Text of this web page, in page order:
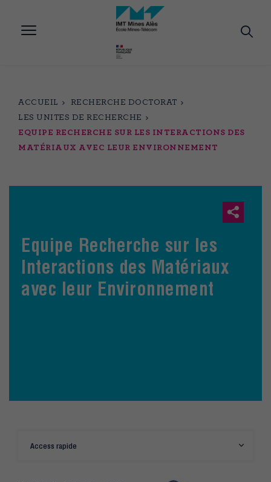
contenu
ACCUEIL
RECHERCHE DOCTORAT
LES UNITES DE RECHERCHE
EQUIPE RECHERCHE SUR LES INTERACTIONS DES
MATÉRIAUX AVEC LEUR ENVIRONNEMENT
Equipe Recherche sur les
Interactions des Matériaux
avec leur Environnement
Access rapide